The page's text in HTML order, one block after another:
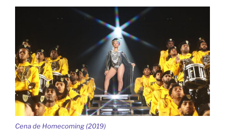
Cena de Homecoming (2019)